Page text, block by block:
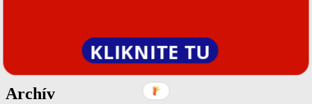
Najnovšie komentáre
komentovalDiskusia
Archív
KLIKNITE TU